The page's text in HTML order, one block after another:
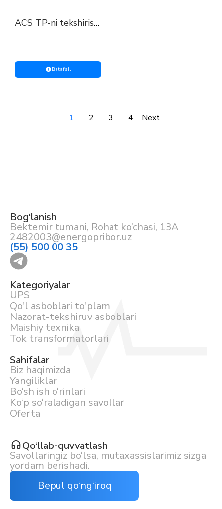
ACS TP-ni tekshirish
Batafsil
1 2 3 4 Next
Bog‘lanish
Bektemir tumani, Rohat ko’chasi, 13A
2482003@energopribor.uz
(55) 500 00 35
Kategoriyalar
UPS
Qo'l asboblari to'plami
Nazorat-tekshiruv asboblari
Maishiy texnika
Tok transformatorlari
Sahifalar
Biz haqimizda
Yangiliklar
Bo‘sh ish o‘rinlari
Ko‘p so‘raladigan savollar
Oferta
Qo‘llab-quvvatlash
Savollaringiz bo‘lsa, mutaxassislarimiz sizga
yordam berishadi.
Bepul qo‘ng‘iroq